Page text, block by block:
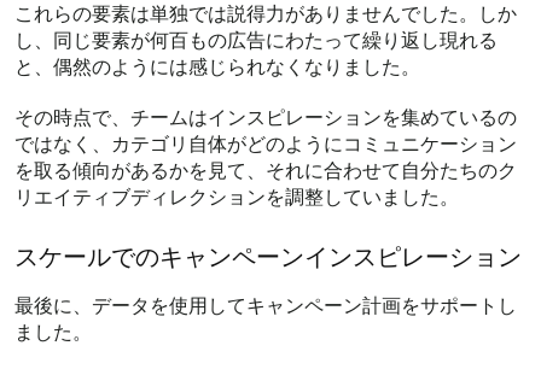
これらの要素は単独では説得力がありませんでした。しか
し、同じ要素が何百もの広告にわたって繰り返し現れる
と、偶然のようには感じられなくなりました。
その時点で、チームはインスピレーションを集めているの
ではなく、カテゴリ自体がどのようにコミュニケーション
を取る傾向があるかを見て、それに合わせて自分たちのク
リエイティブディレクションを調整していました。
スケールでのキャンペーンインスピレーション
最後に、データを使用してキャンペーン計画をサポートし
ました。